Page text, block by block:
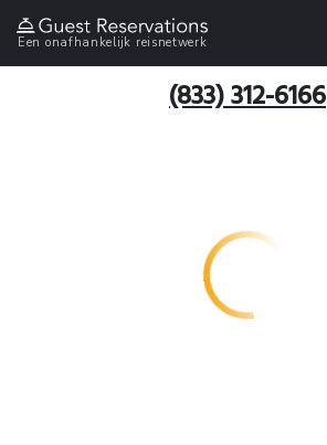
Een onafhankelijk reisnetwerk
(833) 312-6166